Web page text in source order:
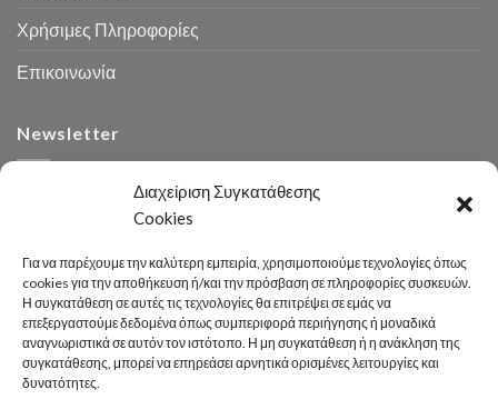
Διαχείριση Συγκατάθεσης
Cookies
Για να παρέχουμε την καλύτερη εμπειρία, χρησιμοποιούμε τεχνολογίες όπως
cookies για την αποθήκευση ή/και την πρόσβαση σε πληροφορίες συσκευών.
Η συγκατάθεση σε αυτές τις τεχνολογίες θα επιτρέψει σε εμάς να
επεξεργαστούμε δεδομένα όπως συμπεριφορά περιήγησης ή μοναδικά
αναγνωριστικά σε αυτόν τον ιστότοπο. Η μη συγκατάθεση ή η ανάκληση της
συγκατάθεσης, μπορεί να επηρεάσει αρνητικά ορισμένες λειτουργίες και
δυνατότητες.
Χρήσιμες Πληροφορίες
Επικοινωνία
Newsletter
Αναζήτηση